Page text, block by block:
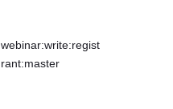
webinar:write:regist
rant:master